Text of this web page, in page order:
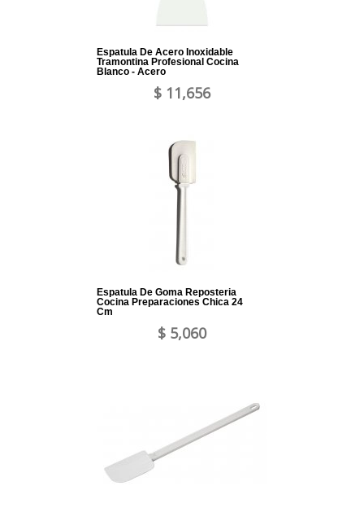
Espatula De Acero Inoxidable
Tramontina Profesional Cocina
Blanco - Acero
$ 11,656
Espatula De Goma Reposteria
Cocina Preparaciones Chica 24
Cm
$ 5,060